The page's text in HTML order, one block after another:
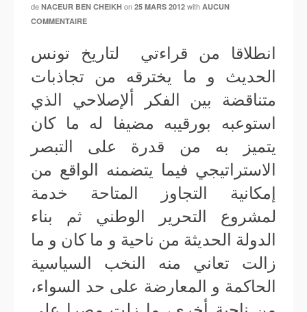
de NACEUR BEN CHEIKH on 25 MARS 2012 with AUCUN
COMMENTAIRE
انطلاقا من قراءتي لتاريخ تونس
الحديث و ما يخترقه من تجاذبات
متناقضة بين الفكر ألإصلاحي الذي
استوعبه بورقيبه مضيفا له ما كان
يتميز به من قدرة على التبصر
الاستراتيجي فيما يتضمنه الواقع من
إمكانية التجاوز المتاحة خدمة
لمشروع التحرير الوطني ثم بناء
الدولة الحديثة من ناحية و ما كان و ما
زالت تعاني منه النخب السياسية
الحاكمة و المعارضة على حد السواء،